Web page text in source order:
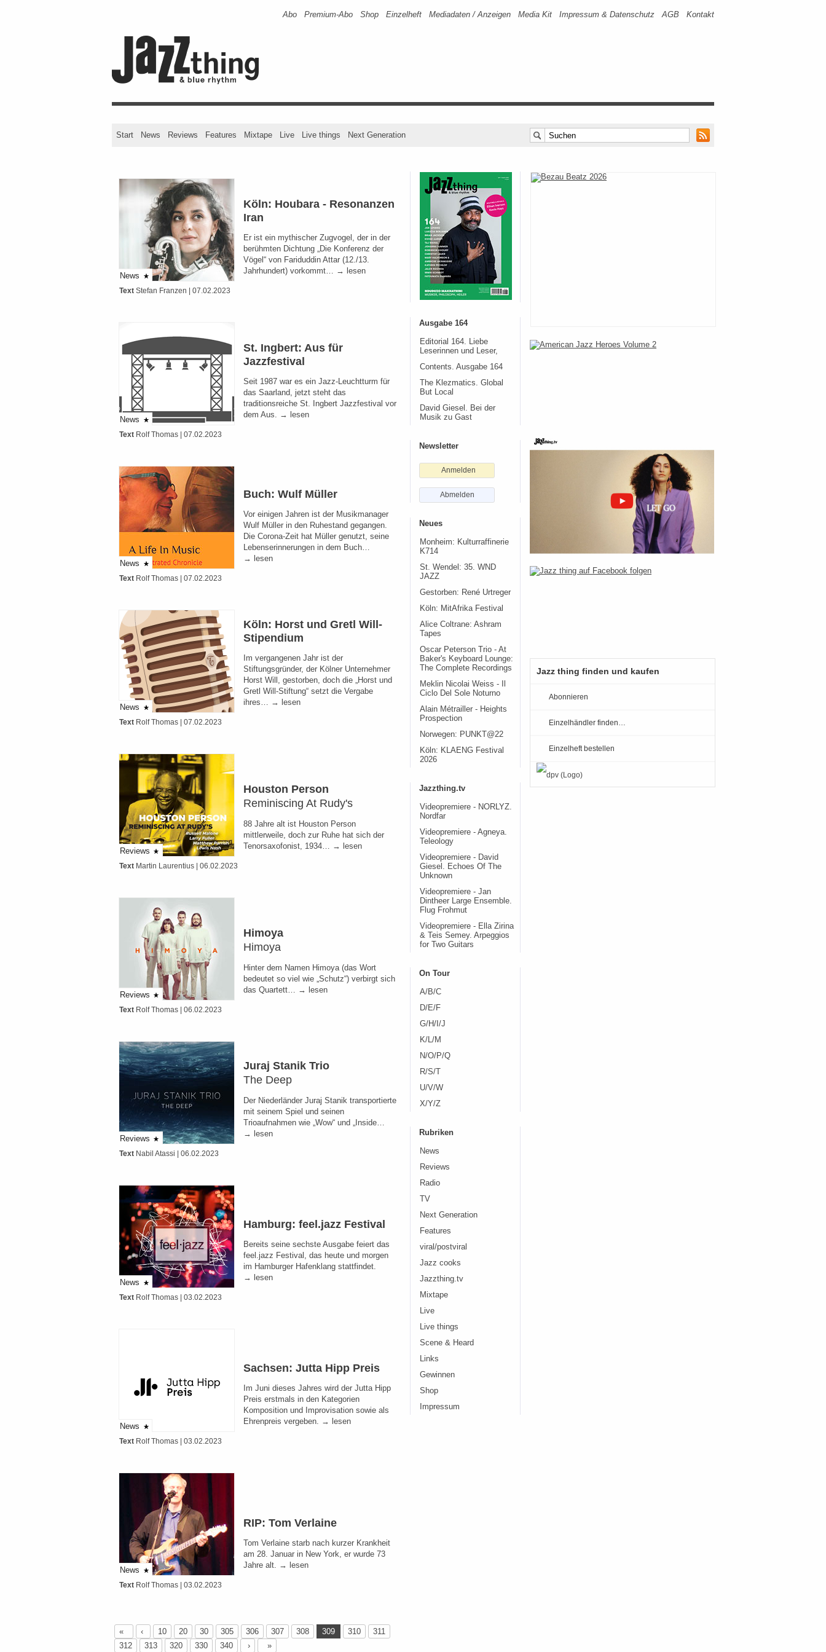
Abo Premium-Abo Shop Einzelheft Mediadaten / Anzeigen Media Kit Impressum & Datenschutz AGB Kontakt
Start News Reviews Features Mixtape Live Live things Next Generation
News
Köln: Houbara - Resonanzen
Iran
Er ist ein mythischer Zugvogel, der in der
berühmten Dichtung „Die Konferenz der
Vögel“ von Fariduddin Attar (12./13.
Jahrhundert) vorkommt… → lesen
Text Stefan Franzen | 07.02.2023
News
St. Ingbert: Aus für
Jazzfestival
Seit 1987 war es ein Jazz-Leuchtturm für
das Saarland, jetzt steht das
traditionsreiche St. Ingbert Jazzfestival vor
dem Aus. → lesen
Text Rolf Thomas | 07.02.2023
News
Buch: Wulf Müller
Vor einigen Jahren ist der Musikmanager
Wulf Müller in den Ruhestand gegangen.
Die Corona-Zeit hat Müller genutzt, seine
Lebenserinnerungen in dem Buch…
→ lesen
Text Rolf Thomas | 07.02.2023
News
Köln: Horst und Gretl Will-
Stipendium
Im vergangenen Jahr ist der
Stiftungsgründer, der Kölner Unternehmer
Horst Will, gestorben, doch die „Horst und
Gretl Will-Stiftung“ setzt die Vergabe
ihres… → lesen
Text Rolf Thomas | 07.02.2023
Reviews
Houston Person
Reminiscing At Rudy's
88 Jahre alt ist Houston Person
mittlerweile, doch zur Ruhe hat sich der
Tenorsaxofonist, 1934… → lesen
Text Martin Laurentius | 06.02.2023
Reviews
Himoya
Himoya
Hinter dem Namen Himoya (das Wort
bedeutet so viel wie „Schutz“) verbirgt sich
das Quartett… → lesen
Text Rolf Thomas | 06.02.2023
Reviews
Juraj Stanik Trio
The Deep
Der Niederländer Juraj Stanik transportierte
mit seinem Spiel und seinen
Trioaufnahmen wie „Wow“ und „Inside…
→ lesen
Text Nabil Atassi | 06.02.2023
News
Hamburg: feel.jazz Festival
Bereits seine sechste Ausgabe feiert das
feel.jazz Festival, das heute und morgen
im Hamburger Hafenklang stattfindet.
→ lesen
Text Rolf Thomas | 03.02.2023
News
Sachsen: Jutta Hipp Preis
Im Juni dieses Jahres wird der Jutta Hipp
Preis erstmals in den Kategorien
Komposition und Improvisation sowie als
Ehrenpreis vergeben. → lesen
Text Rolf Thomas | 03.02.2023
News
RIP: Tom Verlaine
Tom Verlaine starb nach kurzer Krankheit
am 28. Januar in New York, er wurde 73
Jahre alt. → lesen
Text Rolf Thomas | 03.02.2023
« ‹ 10 20 30 305 306 307 308 309 310
311
312
313 320 330 340 › »
Ausgabe 164
Editorial 164. Liebe
Leserinnen und Leser,
Contents. Ausgabe 164
The Klezmatics. Global
But Local
David Giesel. Bei der
Musik zu Gast
Newsletter
Anmelden
Abmelden
Neues
Monheim: Kulturraffinerie
K714
St. Wendel: 35. WND
JAZZ
Gestorben: René Urtreger
Köln: MitAfrika Festival
Alice Coltrane: Ashram
Tapes
Oscar Peterson Trio - At
Baker's Keyboard Lounge:
The Complete Recordings
Meklin Nicolai Weiss - Il
Ciclo Del Sole Noturno
Alain Métrailler - Heights
Prospection
Norwegen: PUNKT@22
Köln: KLAENG Festival
2026
Jazzthing.tv
Videopremiere - NORLYZ.
Nordfar
Videopremiere - Agneya.
Teleology
Videopremiere - David
Giesel. Echoes Of The
Unknown
Videopremiere - Jan
Dintheer Large Ensemble.
Flug Frohmut
Videopremiere - Ella Zirina
& Teis Semey. Arpeggios
for Two Guitars
On Tour
A/B/C
D/E/F
G/H/I/J
K/L/M
N/O/P/Q
R/S/T
U/V/W
X/Y/Z
Rubriken
News
Reviews
Radio
TV
Next Generation
Features
viral/postviral
Jazz cooks
Jazzthing.tv
Mixtape
Live
Live things
Scene & Heard
Links
Gewinnen
Shop
Impressum
Jazz thing finden und kaufen
Abonnieren
Einzelhändler finden…
Einzelheft bestellen